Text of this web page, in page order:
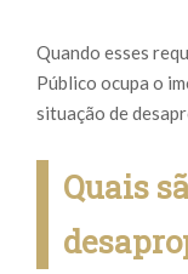
Quando esses
Público ocupa o
situação de
Quais